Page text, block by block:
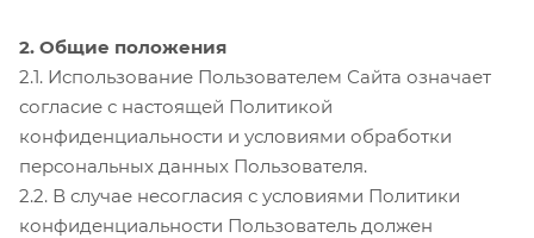
2. Общие положения
2.1. Использование Пользователем Сайта означает
согласие с настоящей Политикой
конфиденциальности и условиями обработки
персональных данных Пользователя.
2.2. В случае несогласия с условиями Политики
конфиденциальности Пользователь должен